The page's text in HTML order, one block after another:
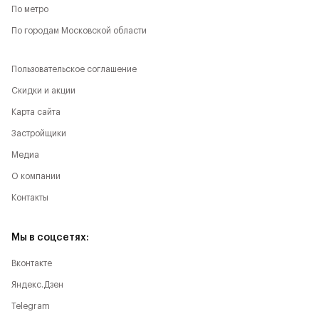
По метро
По городам Московской области
Пользовательское соглашение
Скидки и акции
Карта сайта
Застройщики
Медиа
О компании
Контакты
Мы в соцсетях:
Вконтакте
Яндекс.Дзен
Telegram